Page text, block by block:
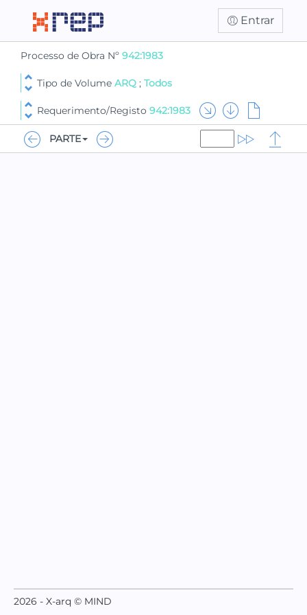
Entrar
Processo de Obra Nº 942:1983
Tipo de Volume ARQ ; Todos
Requerimento/Registo 942:1983
PARTE
2026 - X-arq © MIND